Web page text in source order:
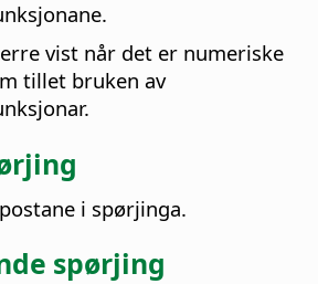
vist når det er numeriske
tillet bruken av
i spørjinga.
spørjing